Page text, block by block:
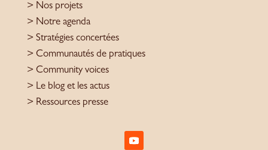
> Nos projets
> Notre agenda
> Stratégies concertées
> Communautés de pratiques
> Community voices
> Le blog et les actus
> Ressources presse